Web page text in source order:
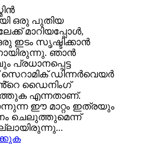
ഒരു പുതിയ
മാറിയപ്പോൾ,
ഇടം സൃഷ്ടിക്കാൻ
ഞാൻ
പ്രധാനപ്പെട്ട
സെറാമിക് ഡിന്നർവെയർ
ഡൈനിംഗ്
എന്നതാണ്.
ഈ മാറ്റം ഇത്രയും
ചെലുത്തുമെന്ന്